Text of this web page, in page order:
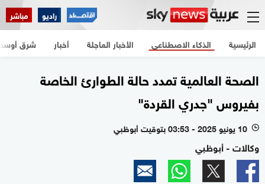
راديو مباشر
الرئيسية الأخبار العاجلة أخبار شرق الذكاء الاصطناعي
الصحة العالمية تمدد حالة الطوارئ الخاصة
بفيروس "جدري القردة"
l 10 يونيو 2025 - 03:53 بتوقيت أبوظبي
وكالات - أبوظبي